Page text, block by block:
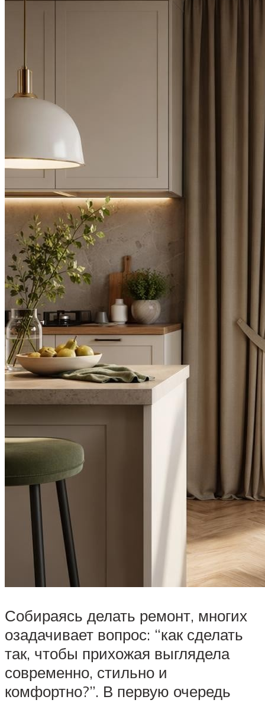
Собираясь делать ремонт, многих
озадачивает вопрос: “как сделать
так, чтобы прихожая выглядела
современно, стильно и
комфортно?”. В первую очередь